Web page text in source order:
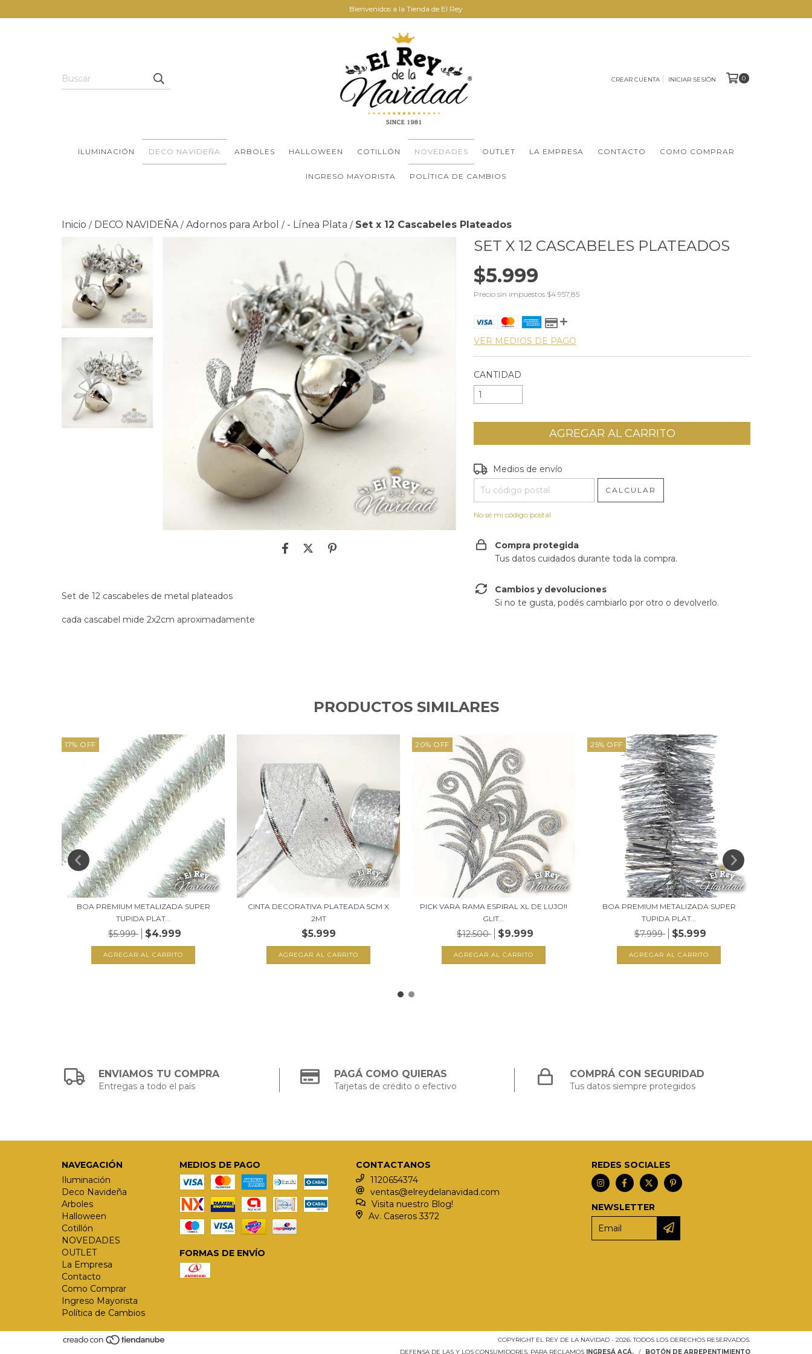
Bienvenidos a la Tienda de El Rey
CREAR CUENTA INICIAR SESIÓN 0
ILUMINACIÓN DECO NAVIDEÑA ARBOLES HALLOWEEN COTILLÓN NOVEDADES OUTLET LA EMPRESA CONTACTO COMO COMPRAR
INGRESO MAYORISTA POLÍTICA DE CAMBIOS
Inicio / DECO NAVIDEÑA / Adornos para Arbol / - Línea Plata / Set x 12 Cascabeles Plateados
Set de 12 cascabeles de metal plateados
cada cascabel mide 2x2cm aproximadamente
SET X 12 CASCABELES PLATEADOS
$5.999
Precio sin impuestos $4.957,85
VER MEDIOS DE PAGO
CANTIDAD
Entregas para el CP:
Medios de envío
CALCULAR
No sé mi código postal
Compra protegida
Tus datos cuidados durante toda la compra.
Cambios y devoluciones
Si no te gusta, podés cambiarlo por otro o devolverlo.
PRODUCTOS SIMILARES
17% OFF
BOA PREMIUM METALIZADA SUPER
TUPIDA PLAT...
$5.999 $4.999
CINTA DECORATIVA PLATEADA 5CM X
2MT
$5.999
20% OFF
PICK VARA RAMA ESPIRAL XL DE LUJO!!
GLIT...
$12.500 $9.999
25% OFF
BOA PREMIUM METALIZADA SUPER
TUPIDA PLAT...
$7.999 $5.999
ENVIAMOS TU COMPRA
Entregas a todo el país
PAGÁ COMO QUIERAS
Tarjetas de crédito o efectivo
COMPRÁ CON SEGURIDAD
Tus datos siempre protegidos
NAVEGACIÓN
Iluminación
Deco Navideña
Arboles
Halloween
Cotillón
NOVEDADES
OUTLET
La Empresa
Contacto
Como Comprar
Ingreso Mayorista
Política de Cambios
MEDIOS DE PAGO
FORMAS DE ENVÍO
CONTACTANOS
1120654374
ventas@elreydelanavidad.com
Visita nuestro Blog!
Av. Caseros 3372
REDES SOCIALES
NEWSLETTER
COPYRIGHT EL REY DE LA NAVIDAD - 2026. TODOS LOS DERECHOS RESERVADOS.
DEFENSA DE LAS Y LOS CONSUMIDORES. PARA RECLAMOS INGRESÁ ACÁ. / BOTÓN DE ARREPENTIMIENTO